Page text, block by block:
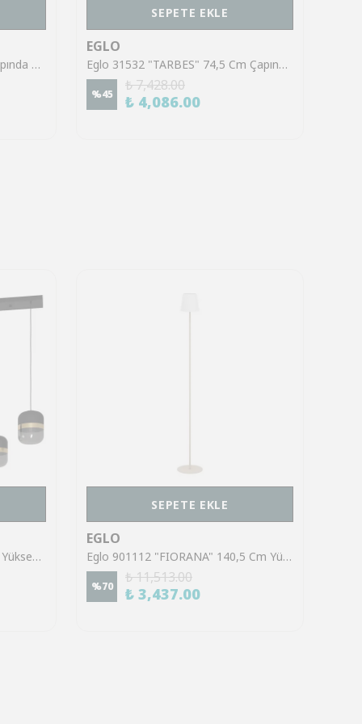
Eglo 33195 "LIPARI" 40 Cm Çapında Çelik Beyaz RGB Tavan Armatürü
SEPETE EKLE
EGLO
Eglo 31532 "TARBES" 74,5 Cm Çapında Siyah Çelik Tavan Armatürü
%45
₺ 7,428.00
₺ 4,086.00
Eglo 39921 "SINSIGA" 150 Cm Yüksekliğinde Çelik Siyah Sarkıt Avize
SEPETE EKLE
EGLO
Eglo 901112 "FIORANA" 140,5 Cm Yüksekliğinde Çelik Köşe Lambası Lambader
%70
₺ 11,513.00
₺ 3,437.00